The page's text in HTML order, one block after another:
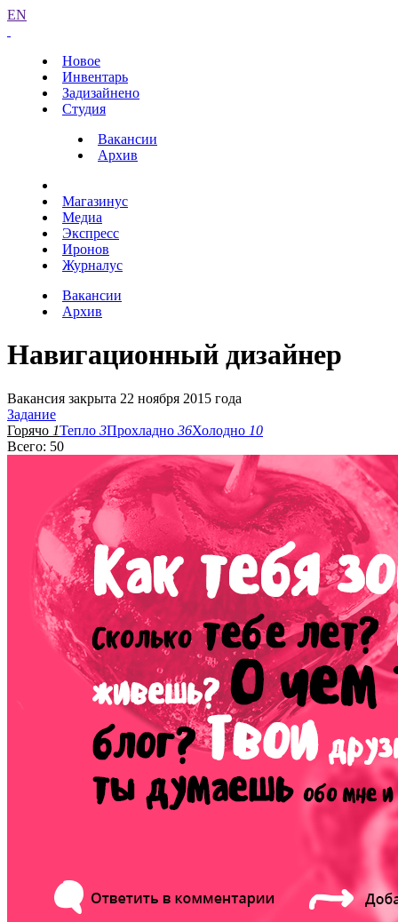
EN
Новое
Инвентарь
Задизайнено
Студия
Вакансии
Архив
Магазинус
Медиа
Экспресс
Иронов
Журналус
Вакансии
Архив
Навигационный дизайнер
Вакансия закрыта 22 ноября 2015 года
Задание
Горячо 1Тепло 3Прохладно 36Холодно 10
Всего: 50